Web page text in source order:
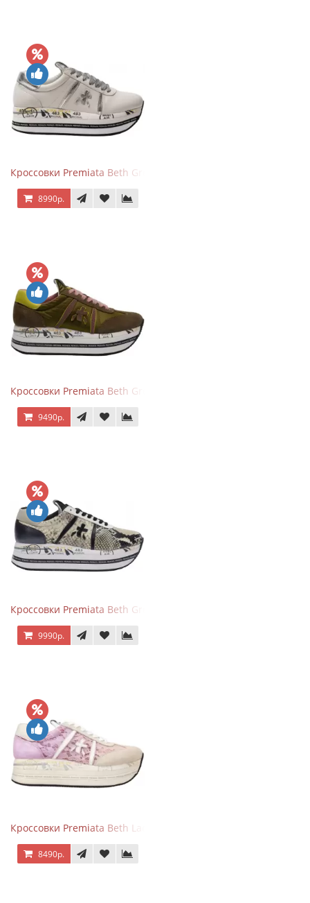
Кроссовки Premiata Beth Grey Silver
8990р.
Кроссовки Premiata Beth Green Pink
9490р.
Кроссовки Premiata Beth Grey Python
9990р.
Кроссовки Premiata Beth Lace Light Pink Sand
8490р.